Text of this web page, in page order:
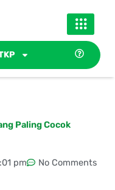
Paling Cocok
pm No Comments